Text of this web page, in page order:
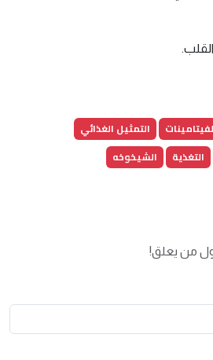
التمثيل الغذائي
التغذية الشيخوخه
من يعلق!